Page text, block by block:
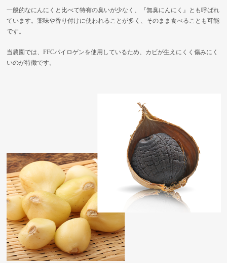
一般的なにんにくと比べて特有の臭いが少なく、『無臭にんにく』とも呼ばれ
ています。薬味や香り付けに使われることが多く、そのまま食べることも可能
です。
当農園では、FFCパイロゲンを使用しているため、カビが生えにくく傷みにく
いのが特徴です。